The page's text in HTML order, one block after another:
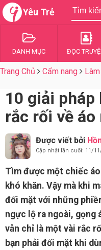
Yêu Trẻ
DANH MỤC ĐỌC
Trang Chủ Cẩm nang
10 giải pháp
rắc rối về áo
Được viết bởi
Cập nhật lần cuối: 11/
Tìm được một chiếc
khó khăn. Vậy mà khi
đối mặt với những
ngực lộ ra ngoài, gọng
vẫn chỉ là một vài rắc
bạn phải đối mặt khi